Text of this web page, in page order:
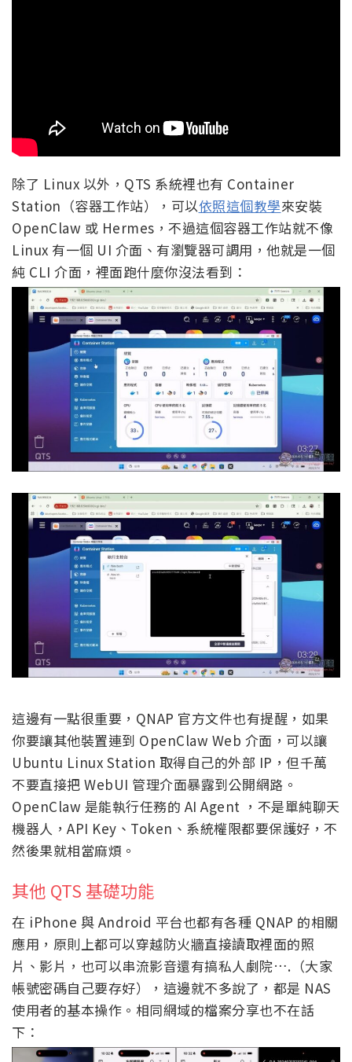
除了 Linux 以外，QTS 系統裡也有 Container
Station（容器工作站），可以依照這個教學來安裝
OpenClaw 或 Hermes，不過這個容器工作站就不像
Linux 有一個 UI 介面、有瀏覽器可調用，他就是一個
純 CLI 介面，裡面跑什麼你沒法看到：
這邊有一點很重要，QNAP 官方文件也有提醒，如果
你要讓其他裝置連到 OpenClaw Web 介面，可以讓
Ubuntu Linux Station 取得自己的外部 IP，但千萬
不要直接把 WebUI 管理介面暴露到公開網路。
OpenClaw 是能執行任務的 AI Agent ，不是單純聊天
機器人，API Key、Token、系統權限都要保護好，不
然後果就相當麻煩。
其他 QTS 基礎功能
在 iPhone 與 Android 平台也都有各種 QNAP 的相關
應用，原則上都可以穿越防火牆直接讀取裡面的照
片、影片，也可以串流影音還有搞私人劇院….（大家
帳號密碼自己要存好），這邊就不多說了，都是 NAS
使用者的基本操作。相同網域的檔案分享也不在話
下：